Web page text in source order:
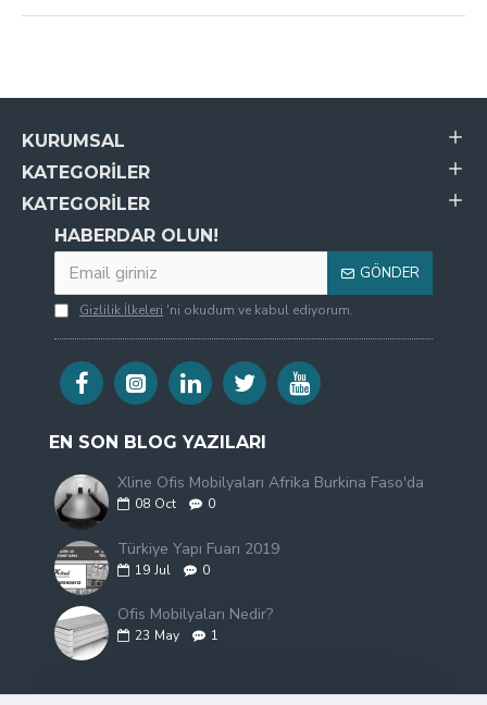
KURUMSAL
KATEGORILER
KATEGORILER
HABERDAR OLUN!
GÖNDER
Gizlilik İlkeleri 'ni okudum ve kabul ediyorum.
EN SON BLOG YAZILARI
Xline Ofis Mobilyaları Afrika Burkina Faso'da
08 Oct 0
Türkiye Yapı Fuarı 2019
19 Jul 0
Ofis Mobilyaları Nedir?
23 May 1